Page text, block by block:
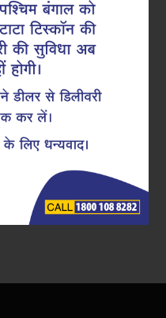
सुरक्षा: आधुनिक
महत्वपूर्ण हैं
को कैसे नियंत्रित किया
स्थिरता सुनिश्चित की
नहीं, बल्कि उपयोग किए
निहित है। भारत के अग्रणी